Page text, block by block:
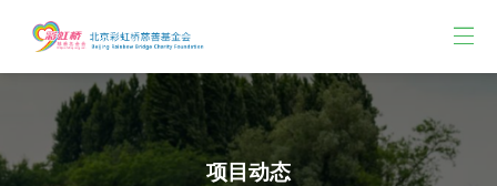
项目动态